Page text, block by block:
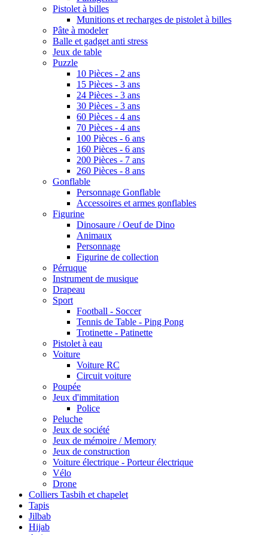
Pistolet à billes
Munitions et recharges de pistolet à billes
Pâte à modeler
Balle et gadget anti stress
Jeux de table
Puzzle
10 Pièces - 2 ans
15 Pièces - 3 ans
24 Pièces - 3 ans
30 Pièces - 3 ans
60 Pièces - 4 ans
70 Pièces - 4 ans
100 Pièces - 6 ans
160 Pièces - 6 ans
200 Pièces - 7 ans
260 Pièces - 8 ans
Gonflable
Personnage Gonflable
Accessoires et armes gonflables
Figurine
Dinosaure / Oeuf de Dino
Animaux
Personnage
Figurine de collection
Pérruque
Instrument de musique
Drapeau
Sport
Football - Soccer
Tennis de Table - Ping Pong
Trotinette - Patinette
Pistolet à eau
Voiture
Voiture RC
Circuit voiture
Poupée
Jeux d'immitation
Police
Peluche
Jeux de société
Jeux de mémoire / Memory
Jeux de construction
Voiture électrique - Porteur électrique
Vélo
Drone
Colliers Tasbih et chapelet
Tapis
Jilbab
Hijab